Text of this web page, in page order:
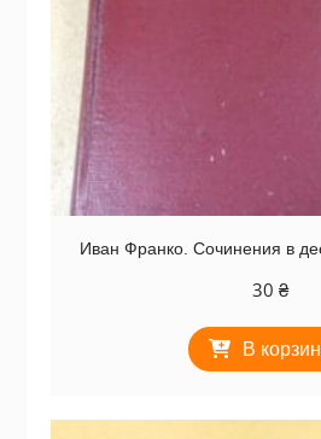
Иван Франко. Сочинения в
30 ₴
В